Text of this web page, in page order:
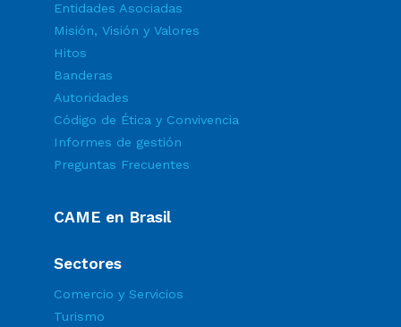
Entidades Asociadas
Misión, Visión y Valores
Hitos
Banderas
Autoridades
Código de Ética y Convivencia
Informes de gestión
Preguntas Frecuentes
CAME en Brasil
Sectores
Comercio y Servicios
Turismo